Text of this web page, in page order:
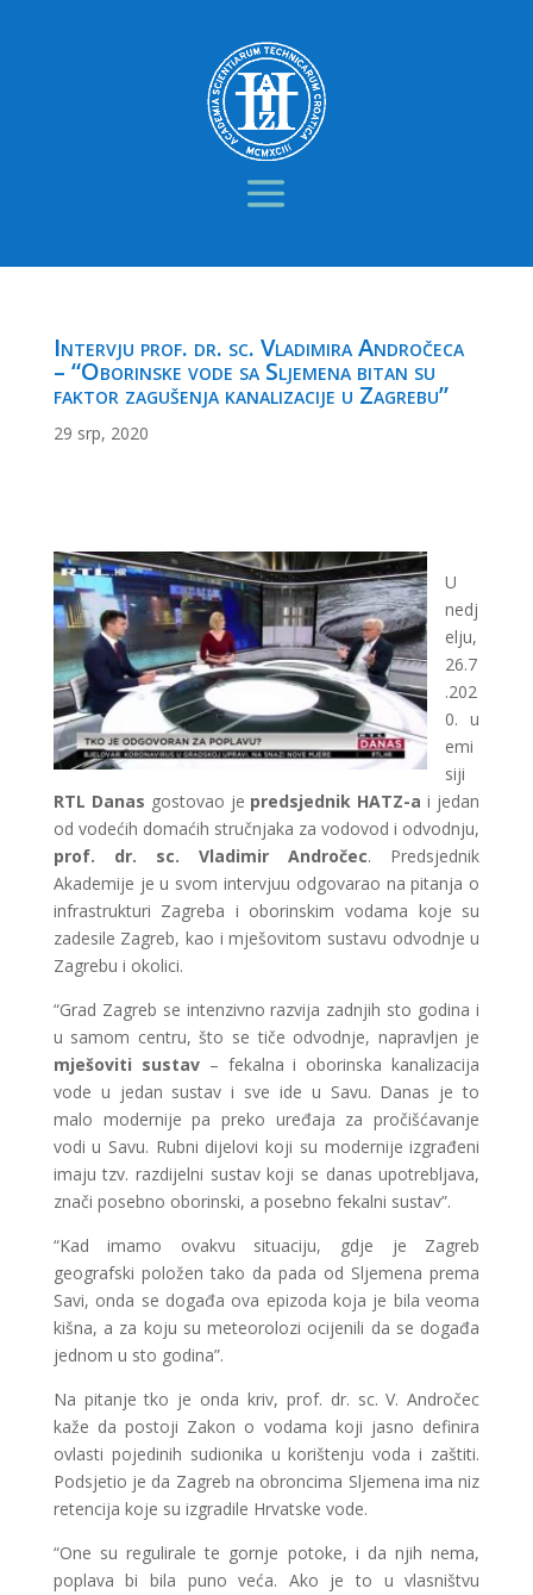
Intervju prof. dr. sc. Vladimira Andročeca
– “Oborinske vode sa Sljemena bitan su
faktor zagušenja kanalizacije u Zagrebu”
29 srp, 2020
U
nedj
elju,
26.7
.202
0. u
emi
siji
RTL Danas gostovao je predsjednik HATZ-a i jedan
od vodećih domaćih stručnjaka za vodovod i odvodnju,
prof. dr. sc. Vladimir Andročec. Predsjednik
Akademije je u svom intervjuu odgovarao na pitanja o
infrastrukturi Zagreba i oborinskim vodama koje su
zadesile Zagreb, kao i mješovitom sustavu odvodnje u
Zagrebu i okolici.
“Grad Zagreb se intenzivno razvija zadnjih sto godina i
u samom centru, što se tiče odvodnje, napravljen je
mješoviti sustav– fekalna i oborinska kanalizacija
vode u jedan sustav i sve ide u Savu. Danas je to
malo modernije pa preko uređaja za pročišćavanje
vodi u Savu. Rubni dijelovi koji su modernije izgrađeni
imaju tzv. razdijelni sustav koji se danas upotrebljava,
znači posebno oborinski, a posebno fekalni sustav”.
“Kad imamo ovakvu situaciju, gdje je Zagreb
geografski položen tako da pada od Sljemena prema
Savi, onda se događa ova epizoda koja je bila veoma
kišna, a za koju su meteorolozi ocijenili da se događa
jednom u sto godina”.
Na pitanje tko je onda kriv, prof. dr. sc. V. Andročec
kaže da postoji Zakon o vodama koji jasno definira
ovlasti pojedinih sudionika u korištenju voda i zaštiti.
Podsjetio je da Zagreb na obroncima Sljemena ima niz
retencija koje su izgradile Hrvatske vode.
“One su regulirale te gornje potoke, i da njih nema,
poplava bi bila puno veća. Ako je to u vlasništvu